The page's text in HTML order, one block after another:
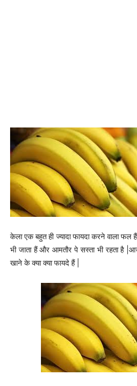
केला एक बहुत ही ज्यादा फायदा करने वाला फल
भी जाता हैं और आमतौर पे सस्ता भी रहता है
खाने के क्या क्या फायदे हैं |